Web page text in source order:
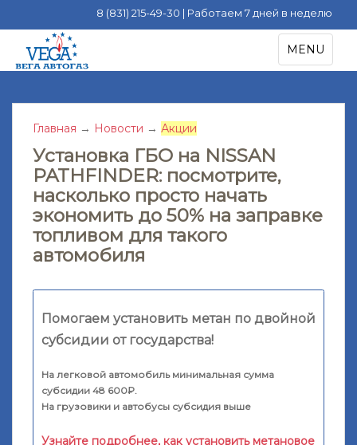
8 (831) 215-49-30 | Работаем 7 дней в неделю
i
TOGGLE
MENU
Главная → Новости → Акции
Установка ГБО на NISSAN
PATHFINDER: посмотрите,
насколько просто начать
экономить до 50% на заправке
топливом для такого
автомобиля
Помогаем установить метан по двойной
субсидии от государства!
На легковой автомобиль минимальная сумма
субсидии 48 600₽.
На грузовики и автобусы субсидия выше
Узнайте подробнее, как установить метановое